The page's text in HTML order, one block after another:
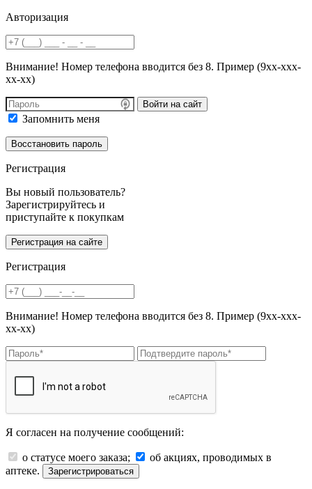
Авторизация
Внимание! Номер телефона вводится без 8. Пример (9хх-ххх-
хх-хх)
Войти на сайт
Запомнить меня
Регистрация
Вы новый пользователь?
Зарегистрируйтесь и
приступайте к покупкам
Регистрация
Внимание! Номер телефона вводится без 8. Пример (9хх-ххх-
хх-хх)
Я согласен на получение сообщений:
о статусе моего заказа;
об акциях, проводимых в
аптеке.
Зарегистрироваться